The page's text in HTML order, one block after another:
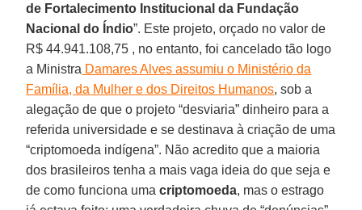
de Fortalecimento Institucional da Fundação
Nacional do Índio”. Este projeto, orçado no valor de
R$ 44.941.108,75 , no entanto, foi cancelado tão logo
a Ministra Damares Alves assumiu o Ministério da
Família, da Mulher e dos Direitos Humanos, sob a
alegação de que o projeto “desviaria” dinheiro para a
referida universidade e se destinava à criação de uma
“criptomoeda indígena”. Não acredito que a maioria
dos brasileiros tenha a mais vaga ideia do que seja e
de como funciona umacriptomoeda, mas o estrago